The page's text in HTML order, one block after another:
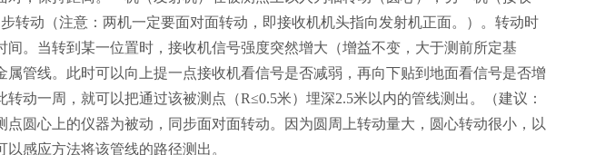
转动（注意：两机一定要面对面转动，即接收机机头指向发射机正面。）。转动时
。当转到某一位置时，接收机信号强度突然增大（增益不变，大于测前所定基
管线。此时可以向上提一点接收机看信号是否减弱，再向下贴到地面看信号是否增
动一周，就可以把通过该被测点（R≤0.5米）埋深2.5米以内的管线测出。（建议：
圆心上的仪器为被动，同步面对面转动。因为圆周上转动量大，圆心转动很小，以
感应方法将该管线的路径测出。